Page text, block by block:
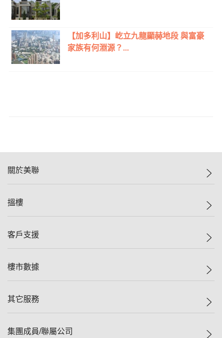
【加多利山】屹立九龍顯赫地段 與富豪
家族有何淵源？...
關於美聯
美聯集團
人才招募
搵樓
一手新盤
減價
美聯豪宅
獨家樓盤
租盤
客戶支援
自助放盤
查詢熱線
按揭計算機
樓市數據
樓價指數
其它服務
屋苑專頁
集團成員/聯屬公司